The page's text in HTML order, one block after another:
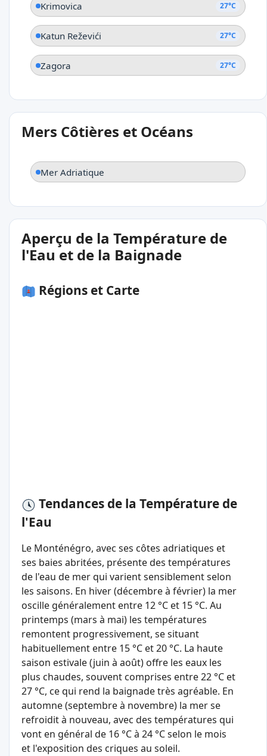
Krimovica 27°C
Katun Reževići 27°C
Zagora 27°C
Mers Côtières et Océans
Mer Adriatique
Aperçu de la Température de
l'Eau et de la Baignade
Régions et Carte
Tendances de la Température de
l'Eau
Le Monténégro, avec ses côtes adriatiques et
ses baies abritées, présente des températures
de l'eau de mer qui varient sensiblement selon
les saisons. En hiver (décembre à février) la mer
oscille généralement entre 12 °C et 15 °C. Au
printemps (mars à mai) les températures
remontent progressivement, se situant
habituellement entre 15 °C et 20 °C. La haute
saison estivale (juin à août) offre les eaux les
plus chaudes, souvent comprises entre 22 °C et
27 °C, ce qui rend la baignade très agréable. En
automne (septembre à novembre) la mer se
refroidit à nouveau, avec des températures qui
vont en général de 16 °C à 24 °C selon le mois
et l'exposition des criques au soleil.